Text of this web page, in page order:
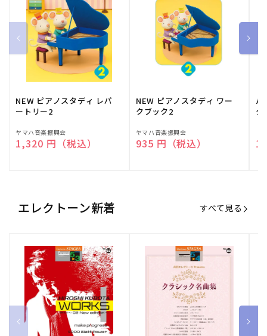
NEW ピアノスタディ レパ
ートリー2
販
売
ヤマハ音楽振興会
通常価格
1,320 円（税込）
NEW ピアノスタディ ワー
クブック2
販
売
ヤマハ音楽振興会
通常価格
935 円（税込）
バ
ク
売
エレクトーン新着 すべて見る